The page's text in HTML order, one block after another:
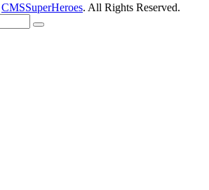
CMSSuperHeroes. All Rights Reserved.